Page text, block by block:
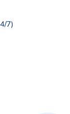
7)